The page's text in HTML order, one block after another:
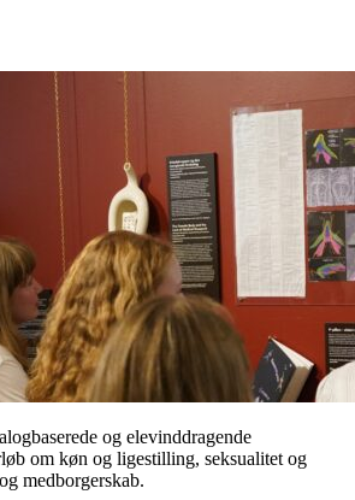
og elevinddragende
om køn og ligestilling, seksualitet og
medborgerskab.